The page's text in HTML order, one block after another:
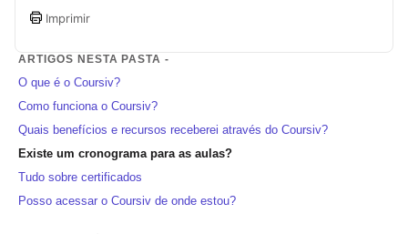
Imprimir
ARTIGOS NESTA PASTA -
O que é o Coursiv?
Como funciona o Coursiv?
Quais benefícios e recursos receberei através do Coursiv?
Existe um cronograma para as aulas?
Tudo sobre certificados
Posso acessar o Coursiv de onde estou?